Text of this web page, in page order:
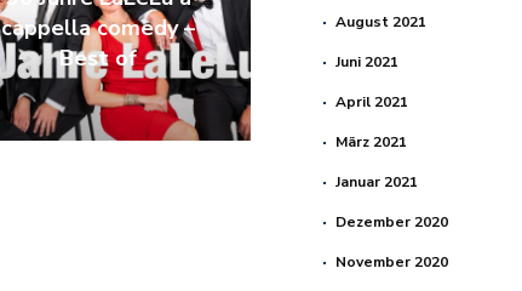
cappella comedy –
Best of
August 2021
Juni 2021
April 2021
März 2021
Januar 2021
Dezember 2020
November 2020